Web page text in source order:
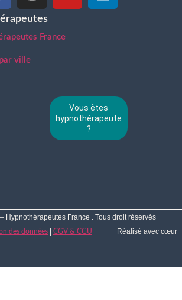
France
ville
Vous êtes
hypnothérapeute
?
– Hypnothérapeutes France . Tous droit réservés
des données | CGV & CGU
Réalisé avec cœur